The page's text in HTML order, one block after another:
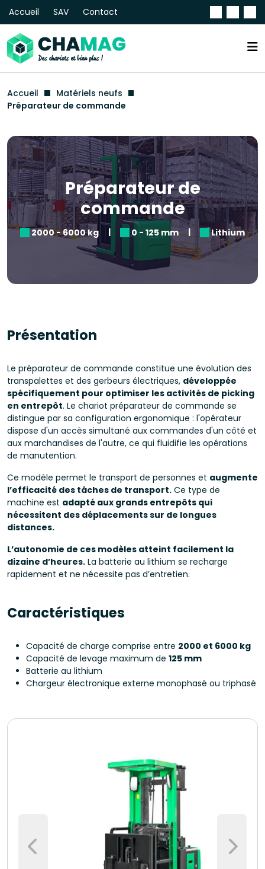
Accueil SAV Contact
Accueil
Matériels neufs
Préparateur de commande
Préparateur de
commande
2000 - 6000 kg | 0 - 125 mm | Lithium
Présentation
Le préparateur de commande constitue une évolution des
transpalettes et des gerbeurs électriques, développée
spécifiquement pour optimiser les activités de picking
en entrepôt. Le chariot préparateur de commande se
distingue par sa configuration ergonomique : l'opérateur
dispose d'un accès simultané aux commandes d'un côté et
aux marchandises de l'autre, ce qui fluidifie les opérations
de manutention.
Ce modèle permet le transport de personnes et augmente
l’efficacité des tâches de transport. Ce type de
machine est adapté aux grands entrepôts qui
nécessitent des déplacements sur de longues
distances.
L’autonomie de ces modèles atteint facilement la
dizaine d’heures. La batterie au lithium se recharge
rapidement et ne nécessite pas d’entretien.
Caractéristiques
Capacité de charge comprise entre 2000 et 6000 kg
Capacité de levage maximum de 125 mm
Batterie au lithium
Chargeur électronique externe monophasé ou triphasé